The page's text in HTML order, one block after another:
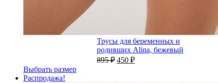
Трусы для беременных и
родивших Alina, бежевый
895₽ 450 ₽
Выбрать размер
Распродажа!